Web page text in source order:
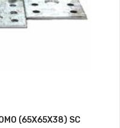
(65X65X38) SC